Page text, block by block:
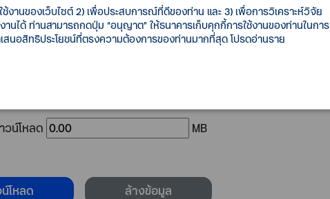
วน์โหลด MB
โหลด ล้างข้อมูล
งานของเว็บไซต์ 2) เพื่อประสบการณ์ที่ดีของท่าน และ 3) เพื่อการวิเคราะห์วิจัย
านได้ ท่านสามารถกดปุ่ม “อนุญาต” ให้ธนาคารเก็บคุกกี้การใช้งานของท่านในการ
สนอสิทธิประโยชน์ที่ตรงความต้องการของท่านมากที่สุด โปรดอ่านราย